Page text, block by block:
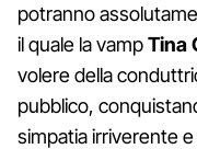
potranno
il quale la vampTina
volere della
pubblico,
simpatia irriverente